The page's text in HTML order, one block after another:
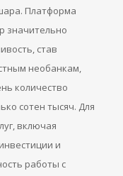
Платформа
значительно
став
необанкам,
количество
сотен тысяч. Для
включая
и
работы с